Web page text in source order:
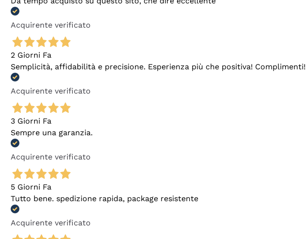
Acquirente verificato
2 Giorni Fa
Semplicità, affidabilità e precisione. Esperienza più che positiva! Complimenti!
Acquirente verificato
3 Giorni Fa
Sempre una garanzia.
Acquirente verificato
5 Giorni Fa
Tutto bene. spedizione rapida, package resistente
Acquirente verificato